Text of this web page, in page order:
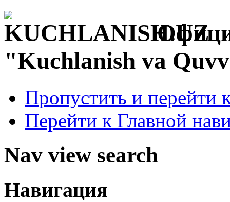
"Kuchlanish va
Пропустить и перейти
Перейти к Главной
Nav view search
Навигация